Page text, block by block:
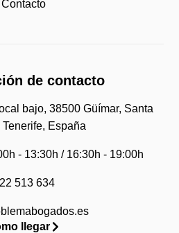
Contacto
de contacto
bajo, 38500 Güímar, Santa
España
- 13:30h / 16:30h - 19:00h
513 634
llegar